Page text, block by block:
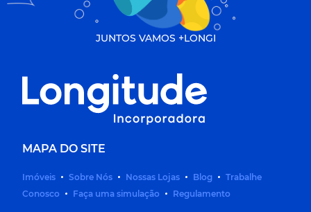
JUNTOS VAMOS +LONGI
MAPA DO SITE
Imóveis Sobre Nós Nossas Lojas Blog
Trabalhe
Conosco
Faça uma simulação Regulamento